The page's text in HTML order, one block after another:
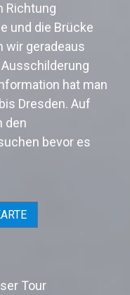
Richtung
und die Brücke
wir geradeaus
hat man
Dresden. Auf
den
bevor es
Tour